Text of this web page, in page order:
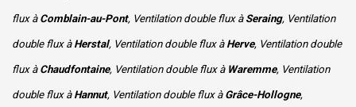
flux à Comblain-au-Pont, Ventilation double flux à Seraing, Ventilation
double flux àHerstal, Ventilation double flux à Herve, Ventilation double
flux à Chaudfontaine, Ventilation double flux à Waremme, Ventilation
double flux à Hannut, Ventilation double flux à Grâce-Hollogne,